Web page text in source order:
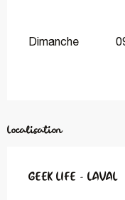
Dimanche
Localisation
GEEK LIFE - LAVAL